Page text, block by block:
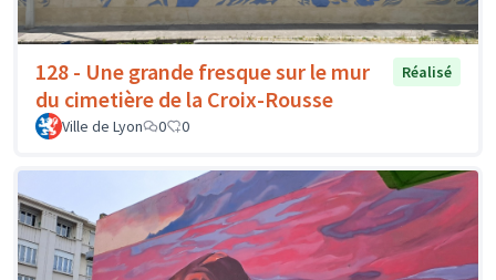
128 - Une grande fresque sur le mur
du cimetière de la Croix-Rousse
Réalisé
Ville de Lyon 0 0